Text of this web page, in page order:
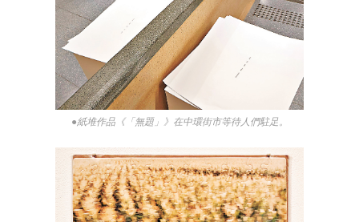
●紙堆作品《「無題」》在中環街市等待人們駐足。